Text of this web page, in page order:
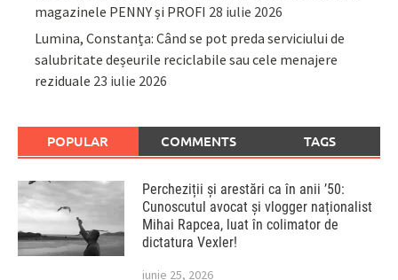
magazinele PENNY și PROFI 28 iulie 2026
Lumina, Constanța: Când se pot preda serviciului de
salubritate deșeurile reciclabile sau cele menajere
reziduale 23 iulie 2026
POPULAR COMMENTS TAGS
Percheziții și arestări ca în anii ’50:
Cunoscutul avocat și vlogger naționalist
Mihai Rapcea, luat în colimator de
dictatura Vexler!
iunie 25, 2026